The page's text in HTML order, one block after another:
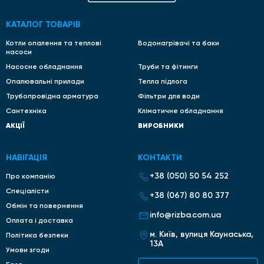
води;
Непрямий бойлер, виконаний з нержавійки, прослужить
довго;
Універсальність. Наприклад, Atlantic Cube VM стійкий
до жорсткості води завдяки особливій технології
Steatite, що збільшує термін служби тена;
Виконана за сучасними технологіями емаль і магнієвий
анод збільшує ефективність і безпеку експлуатації;
отримуєте надійне обладнання за доступною ціною.
ЯК ПІДІБРАТИ
Враховуйте кілька ключових чинників:
Об'єм бойлера. Розрахуйте щоденне споживання води.
Сміливо вибирайте 50-80 літрові ємності для
нечисленної сім'ї. Цього достатньо для задоволення
повсякденних потреб у воді, включно з душем, миттям
КАТАЛОГ ТОВАРІВ
Котли опалення та теплові
насоси
Водонагрівачі та баки
Насосне обладнання
Труби та фітинги
Опалювальні прилади
Тепла підлога
Трубопровідна арматура
Фільтри для води
Сантехніка
Кліматичне обладнання
АКЦІЇ ВИРОБНИКИ
НАВІГАЦІЯ
Про компанію
Спеціалісти
Обмін та повернення
Оплата і доставка
Політика безпеки
Умови згоди
КОНТАКТИ
+38 (050) 50 54 252
+38 (067) 80 80 377
info@rizba.com.ua
м. Київ, вулиця Каунаська,
13А